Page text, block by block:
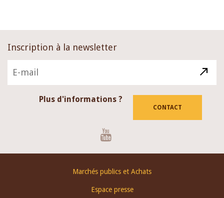
Inscription à la newsletter
Plus d'informations ?
CONTACT
Marchés publics et Achats
Espace presse